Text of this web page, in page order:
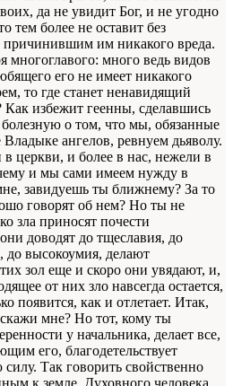
да не увидит Бог, и не угодно
тем более не оставит без
им никакого вреда.
многоглавого: много ведь видов
его не имеет никакого
то где станет ненавидящий
Как избежит геенны, сделавшись
о том, что мы, обязанные
ангелов, ревнуем дьяволу.
в церкви, и более в нас, нежели в
и мы сами имеем нужду в
завидуешь ты ближнему? За то
говорят об нем? Но ты не
зла приносят почести
доводят до тщеславия, до
до высокоумия, делают
зол еще и скоро они увядают, и,
от них зло навсегда остается,
появится, как и отлетает. Итак,
мне? Но тот, кому ты
у начальника, делает все,
его, благодетельствует
Так говорить свойственно
к земле. Духовного человека